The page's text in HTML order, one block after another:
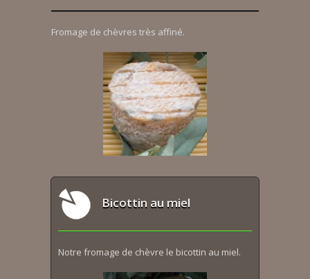
Fromage de chèvres très affiné.
Bicottin au miel
Notre fromage de chèvre le bicottin au miel.